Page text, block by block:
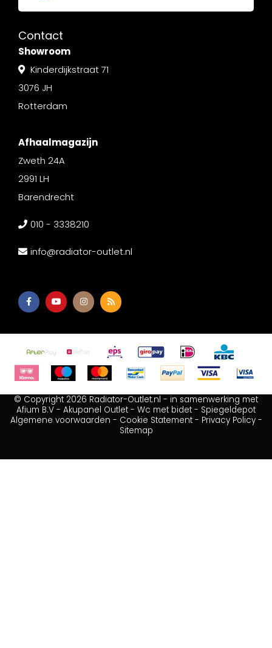
Contact
Showroom
Kinderdijkstraat 71
3076 JH
Rotterdam
Afhaalmagazijn
Zweth 24A
2991 LH
Barendrecht
010 - 3338210
info@radiator-outlet.nl
© Copyright 2026 Radiator-Outlet.nl - in samenwerking met
Afium B.V - Akupanel Outlet - Wc met bidet - Spiegeldepot
Algemene voorwaarden - Cookie Statement- Privacy Policy-
Sitemap